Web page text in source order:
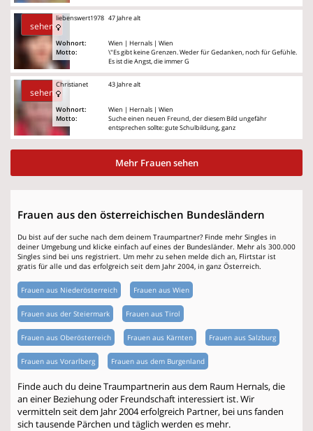
sehen
liebenswert1978
Wohnort:
Motto:
47 Jahre alt
Wien | Hernals | Wien
\"Es gibt keine Grenzen. Weder für Gedanken, noch für Gefühle.
Es ist die Angst, die immer G
sehen
Christianet
Wohnort:
Motto:
43 Jahre alt
Wien | Hernals | Wien
Suche einen neuen Freund, der diesem Bild ungefähr
entsprechen sollte: gute Schulbildung, ganz
Mehr Frauen sehen
Frauen aus den österreichischen Bundesländern
Du bist auf der suche nach dem deinem Traumpartner? Finde mehr Singles in
deiner Umgebung und klicke einfach auf eines der Bundesländer. Mehr als 300.000
Singles sind bei uns registriert. Um mehr zu sehen melde dich an, Flirtstar ist
gratis für alle und das erfolgreich seit dem Jahr 2004, in ganz Österreich.
Frauen aus Niederösterreich Frauen aus Wien
Frauen aus der Steiermark Frauen aus Tirol
Frauen aus Oberösterreich Frauen aus Kärnten Frauen aus Salzburg
Frauen aus Vorarlberg Frauen aus dem Burgenland
Finde auch du deine Traumpartnerin aus dem Raum Hernals, die
an einer Beziehung oder Freundschaft interessiert ist. Wir
vermitteln seit dem Jahr 2004 erfolgreich Partner, bei uns fanden
sich tausende Pärchen und täglich werden es mehr.